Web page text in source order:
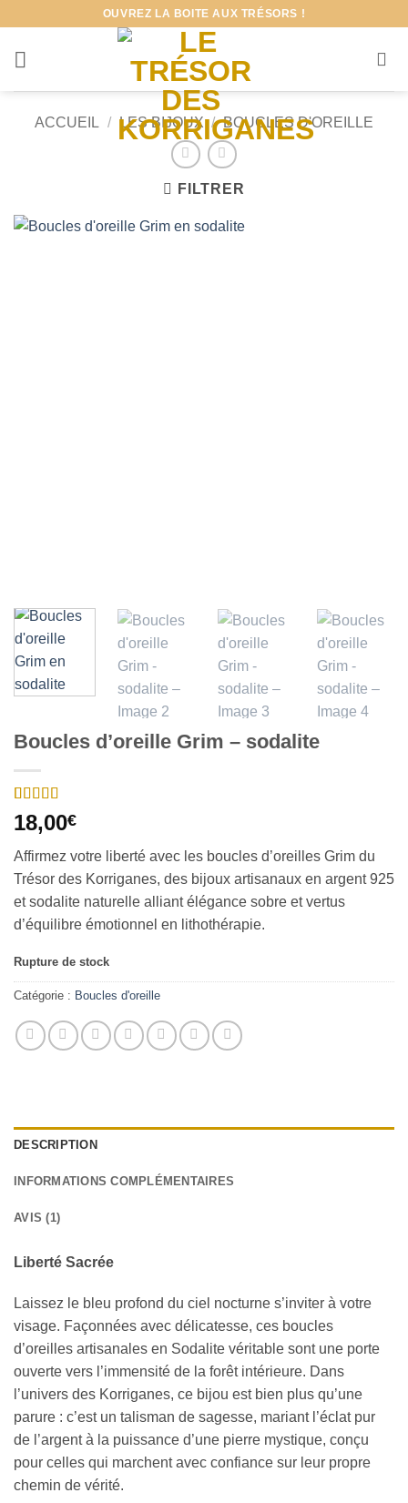
contenu
OUVREZ LA BOITE AUX TRÉSORS !
ACCUEIL / LES BIJOUX / BOUCLES D'OREILLE
FILTRER
Boucles d’oreille Grim – sodalite
Noté5sur 5
basé sur
1
client
18,00€
Affirmez votre liberté avec les boucles d’oreilles Grim du
Trésor des Korriganes, des bijoux artisanaux en argent 925
et sodalite naturelle alliant élégance sobre et vertus
d’équilibre émotionnel en lithothérapie.
Rupture de stock
Catégorie : Boucles d'oreille
DESCRIPTION
INFORMATIONS COMPLÉMENTAIRES
AVIS (1)
Liberté Sacrée
Laissez le bleu profond du ciel nocturne s’inviter à votre
visage. Façonnées avec délicatesse, ces boucles
d’oreilles artisanales en Sodalite véritable sont une porte
ouverte vers l’immensité de la forêt intérieure. Dans
l’univers des Korriganes, ce bijou est bien plus qu’une
parure : c’est un talisman de sagesse, mariant l’éclat pur
de l’argent à la puissance d’une pierre mystique, conçu
pour celles qui marchent avec confiance sur leur propre
chemin de vérité.